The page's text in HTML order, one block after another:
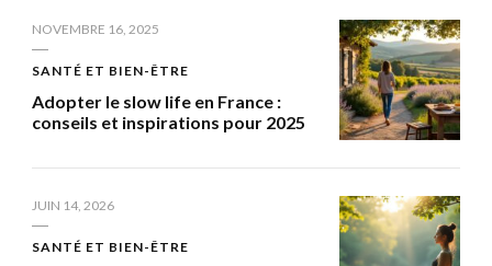
NOVEMBRE 16, 2025
SANTÉ ET BIEN-ÊTRE
Adopter le slow life en France :
conseils et inspirations pour 2025
JUIN 14, 2026
SANTÉ ET BIEN-ÊTRE